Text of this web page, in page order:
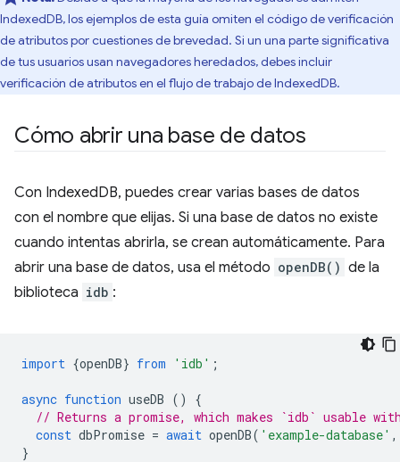
IndexedDB, los ejemplos de esta guía omiten el código de verificación
de atributos por cuestiones de brevedad. Si un una parte significativa
de tus usuarios usan navegadores heredados, debes incluir
verificación de atributos en el flujo de trabajo de IndexedDB.
Cómo abrir una base de datos
Con IndexedDB, puedes crear varias bases de datos
con el nombre que elijas. Si una base de datos no existe
cuando intentas abrirla, se crean automáticamente. Para
abrir una base de datos, usa el método openDB() de la
biblioteca idb :
import {openDB} from 'idb' ;
async function useDB ()
{
// Returns a promise, which makes `idb` usable
const dbPromise = await openDB( 'example-database' ,
}